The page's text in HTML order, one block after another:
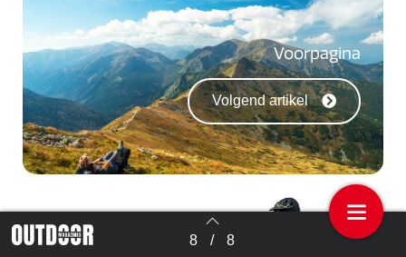
Terug naar overzicht 8 / 8
Voorpagina
Volgend artikel